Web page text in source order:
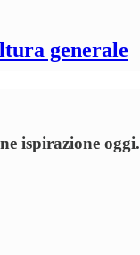
generale
ispirazione oggi.